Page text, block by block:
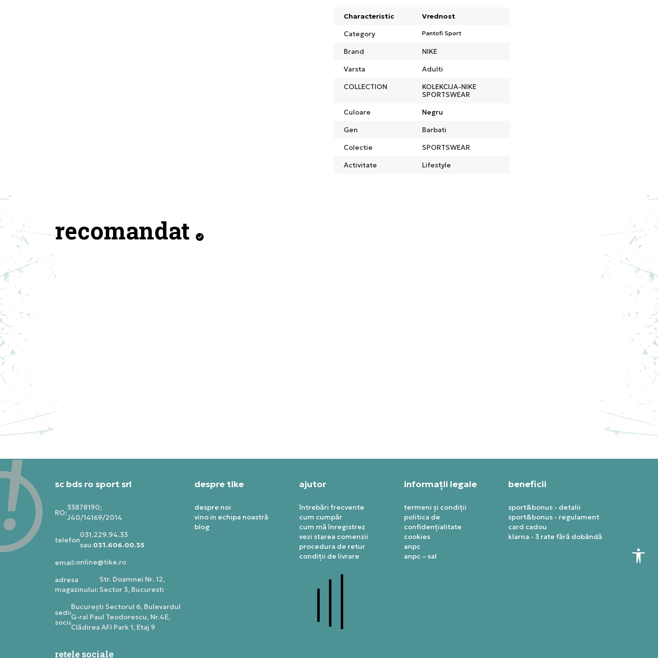
Characteristic
Vrednost
Category
Pantofi Sport
Brand
NIKE
Varsta
Adulti
COLLECTION
KOLEKCIJA-NIKE
SPORTSWEAR
Culoare
Negru
Gen
Barbati
Colectie
SPORTSWEAR
Activitate
Lifestyle
recomandat
sc bds ro sport srl
RO:
33878190;
J40/14169/2014
telefon:
031.229.94.33
sau 031.606.00.35
email:online@tike.ro
adresa
magazinului:
Str. Doamnei Nr. 12,
Sector 3, Bucuresti
sediu
social:
Bucureşti Sectorul 6, Bulevardul
G-ral Paul Teodorescu, Nr.4E,
Clădirea AFI Park 1, Etaj 9
despre tike
despre noi
vino in echipa noastră
blog
ajutor
întrebări frecvente
cum cumpăr
cum mă înregistrez
vezi starea comenzii
procedura de retur
condiții de livrare
informații legale
termeni și condiții
politica de
confidențialitate
cookies
anpc
anpc – sal
beneficii
sport&bonus - detalii
sport&bonus - regulament
card cadou
klarna - 3 rate fără dobândă
rețele sociale